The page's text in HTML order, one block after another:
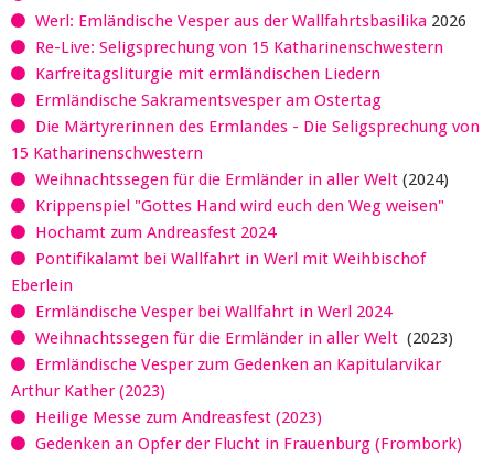
Werl: Emländische Vesper aus der Wallfahrtsbasilika 2026
Re-Live: Seligsprechung von 15 Katharinenschwestern
Karfreitagsliturgie mit ermländischen Liedern
Ermländische Sakramentsvesper am Ostertag
Die Märtyrerinnen des Ermlandes - Die Seligsprechung von
15 Katharinenschwestern
Weihnachtssegen für die Ermländer in aller Welt (2024)
Krippenspiel "Gottes Hand wird euch den Weg weisen"
Hochamt zum Andreasfest 2024
Pontifikalamt bei Wallfahrt in Werl mit Weihbischof
Eberlein
Ermländische Vesper bei Wallfahrt in Werl 2024
Weihnachtssegen für die Ermländer in aller Welt (2023)
Ermländische Vesper zum Gedenken an Kapitularvikar
Arthur Kather (2023)
Heilige Messe zum Andreasfest (2023)
Gedenken an Opfer der Flucht in Frauenburg (Frombork)